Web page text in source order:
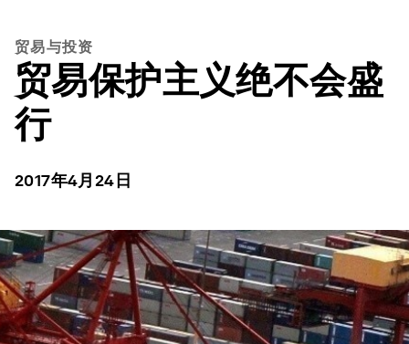
贸易与投资
贸易保护主义绝不会盛
行
2017年4月24日